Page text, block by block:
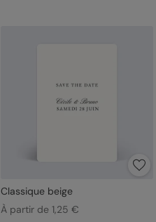
Classique beige
À partir de 1,25 €